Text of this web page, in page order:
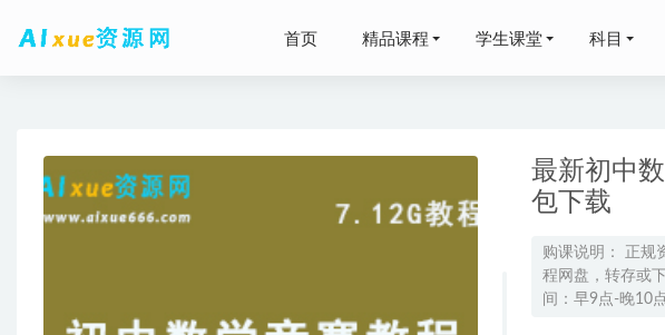
首页 精品课程 学生课堂 科目
最新初中
包下载
购课说明： 正规
程网盘，转存或
间：早9点-晚10
2023李政高三化学讲义暑假
最新抖音无人直播技术非
源打包下载